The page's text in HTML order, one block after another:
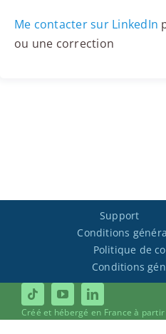
Me contacter sur LinkedIn
ou une correction
Support
Conditions
Politique de
Conditions
Créé et hébergé en France à